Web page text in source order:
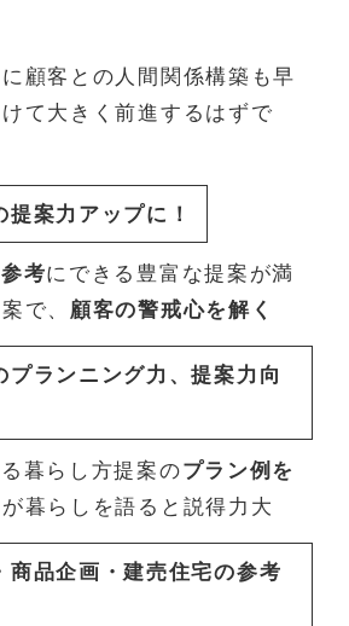
顧客との人間関係構築も早
て大きく前進するはずで
案力アップに！
考にできる豊富な提案が満
で、 顧客の警戒心を解く
ランニング力、提案力向
暮らし方提案のプラン例を
暮らしを語ると説得力大
品企画・建売住宅の参考